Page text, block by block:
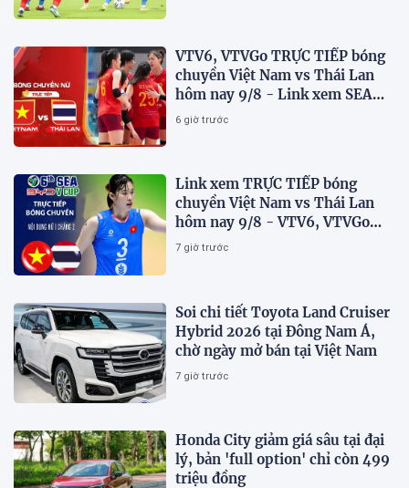
VTV6, VTVGo TRỰC TIẾP bóng
chuyền Việt Nam vs Thái Lan
hôm nay 9/8 - Link xem SEA
V.Cup 2026 mới nhất
6 giờ trước
Link xem TRỰC TIẾP bóng
chuyền Việt Nam vs Thái Lan
hôm nay 9/8 - VTV6, VTVGo
trực tiếp SEA V.Cup 2026 mới
7 giờ trước
Soi chi tiết Toyota Land Cruiser
Hybrid 2026 tại Đông Nam Á,
chờ ngày mở bán tại Việt Nam
7 giờ trước
Honda City giảm giá sâu tại đại
lý, bản 'full option' chỉ còn 499
triệu đồng